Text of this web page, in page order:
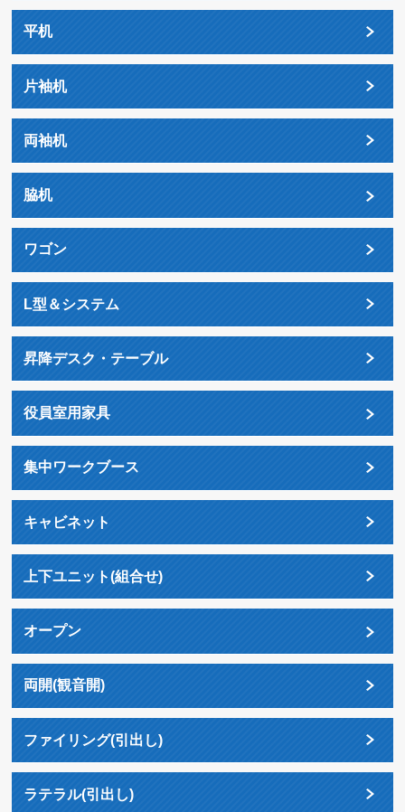
平机
片袖机
両袖机
脇机
ワゴン
L型＆システム
昇降デスク・テーブル
役員室用家具
集中ワークブース
キャビネット
上下ユニット(組合せ)
オープン
両開(観音開)
ファイリング(引出し)
ラテラル(引出し)